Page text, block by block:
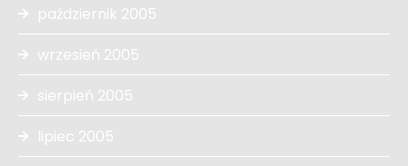
październik 2005
wrzesień 2005
sierpień 2005
lipiec 2005